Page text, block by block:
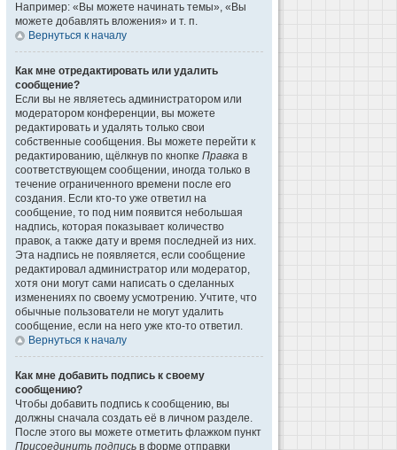
Например: «Вы можете начинать темы», «Вы
можете добавлять вложения» и т. п.
Вернуться к началу
Как мне отредактировать или удалить
сообщение?
Если вы не являетесь администратором или
модератором конференции, вы можете
редактировать и удалять только свои
собственные сообщения. Вы можете перейти к
редактированию, щёлкнув по кнопке Правка в
соответствующем сообщении, иногда только в
течение ограниченного времени после его
создания. Если кто-то уже ответил на
сообщение, то под ним появится небольшая
надпись, которая показывает количество
правок, а также дату и время последней из них.
Эта надпись не появляется, если сообщение
редактировал администратор или модератор,
хотя они могут сами написать о сделанных
изменениях по своему усмотрению. Учтите, что
обычные пользователи не могут удалить
сообщение, если на него уже кто-то ответил.
Вернуться к началу
Как мне добавить подпись к своему
сообщению?
Чтобы добавить подпись к сообщению, вы
должны сначала создать её в личном разделе.
После этого вы можете отметить флажком пункт
Присоединить подпись в форме отправки